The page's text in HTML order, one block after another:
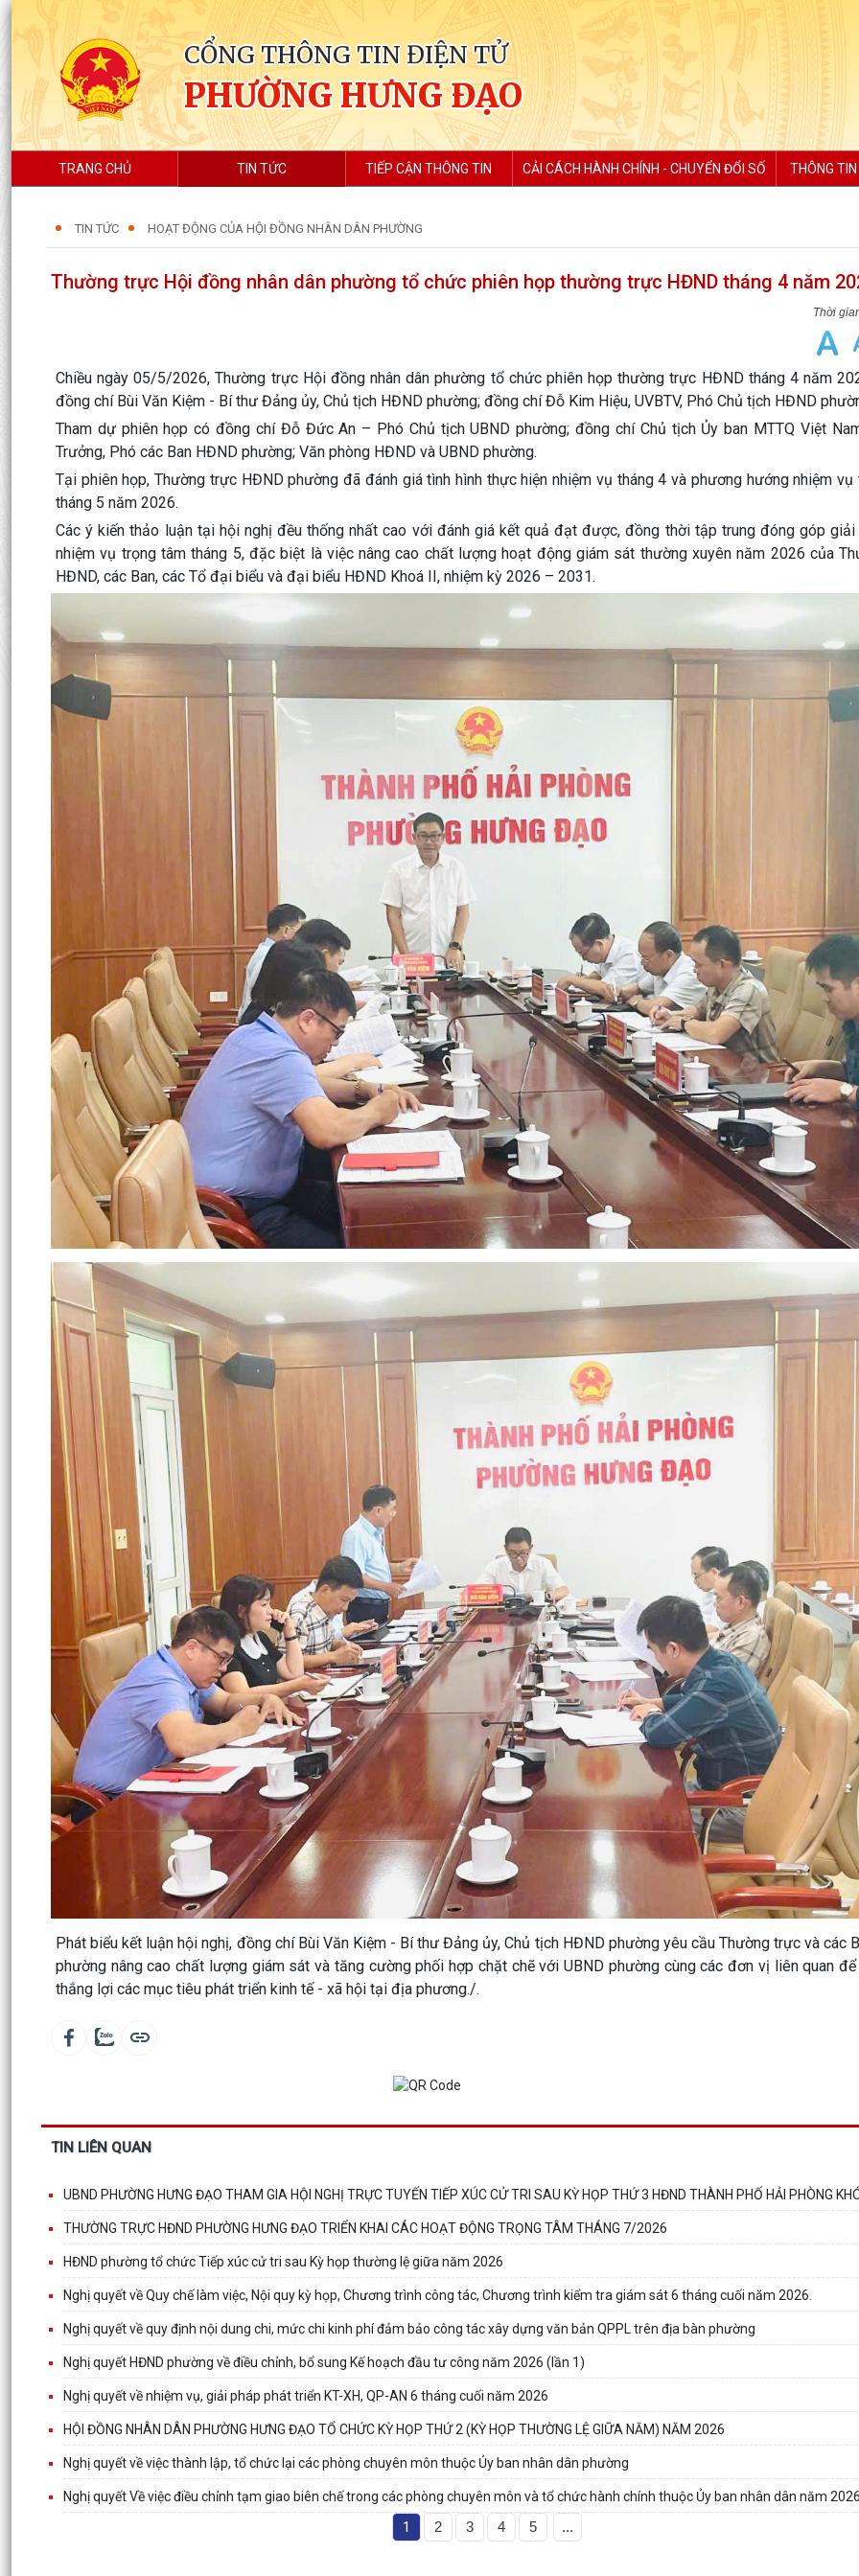
CỔNG THÔNG TIN ĐIỆN TỬ
PHƯỜNG HƯNG ĐẠO
TRANG CHỦ TIN TỨC TIẾP CẬN THÔNG TIN CẢI CÁCH HÀNH CHÍNH - CHUYỂN ĐỔI SỐ THÔNG
TIN TỨC HOẠT ĐỘNG CỦA HỘI ĐỒNG NHÂN DÂN PHƯỜNG
Thường trực Hội đồng nhân dân phường tổ chức phiên họp thường trực HĐND tháng 4 năm
Chiều ngày 05/5/2026, Thường trực Hội đồng nhân dân phường tổ chức phiên họp thường trực HĐND tháng 4 năm
đồng chí Bùi Văn Kiệm - Bí thư Đảng ủy, Chủ tịch HĐND phường; đồng chí Đỗ Kim Hiệu, UVBTV, Phó Chủ tịch HĐND
Tham dự phiên họp có đồng chí Đỗ Đức An – Phó Chủ tịch UBND phường; đồng chí Chủ tịch Ủy ban MTTQ Việt
Trưởng, Phó các Ban HĐND phường; Văn phòng HĐND và UBND phường.
Tại phiên họp, Thường trực HĐND phường đã đánh giá tình hình thực hiện nhiệm vụ tháng 4 và phương hướng nhiệm vụ
tháng 5 năm 2026.
Các ý kiến thảo luận tại hội nghị đều thống nhất cao với đánh giá kết quả đạt được, đồng thời tập trung đóng góp giải
nhiệm vụ trọng tâm tháng 5, đặc biệt là việc nâng cao chất lượng hoạt động giám sát thường xuyên năm 2026 của
HĐND, các Ban, các Tổ đại biểu và đại biểu HĐND Khoá II, nhiệm kỳ 2026 – 2031.
Phát biểu kết luận hội nghị, đồng chí Bùi Văn Kiệm - Bí thư Đảng ủy, Chủ tịch HĐND phường yêu cầu Thường trực và các
phường nâng cao chất lượng giám sát và tăng cường phối hợp chặt chẽ với UBND phường cùng các đơn vị liên quan
thắng lợi các mục tiêu phát triển kinh tế - xã hội tại địa phương./.
TIN LIÊN QUAN
UBND PHƯỜNG HƯNG ĐẠO THAM GIA HỘI NGHỊ TRỰC TUYẾN TIẾP XÚC CỬ TRI SAU KỲ HỌP THỨ 3 HĐND THÀNH PHỐ HẢI PHÒNG
THƯỜNG TRỰC HĐND PHƯỜNG HƯNG ĐẠO TRIỂN KHAI CÁC HOẠT ĐỘNG TRỌNG TÂM THÁNG 7/2026
HĐND phường tổ chức Tiếp xúc cử tri sau Kỳ họp thường lệ giữa năm 2026
Nghị quyết về Quy chế làm việc, Nội quy kỳ họp, Chương trình công tác, Chương trình kiểm tra giám sát 6 tháng cuối năm 2026.
Nghị quyết về quy định nội dung chi, mức chi kinh phí đảm bảo công tác xây dựng văn bản QPPL trên địa bàn phường
Nghị quyết HĐND phường về điều chỉnh, bổ sung Kế hoạch đầu tư công năm 2026 (lần 1)
Nghị quyết về nhiệm vụ, giải pháp phát triển KT-XH, QP-AN 6 tháng cuối năm 2026
HỘI ĐỒNG NHÂN DÂN PHƯỜNG HƯNG ĐẠO TỔ CHỨC KỲ HỌP THỨ 2 (KỲ HỌP THƯỜNG LỆ GIỮA NĂM) NĂM 2026
Nghị quyết về việc thành lập, tổ chức lại các phòng chuyên môn thuộc Ủy ban nhân dân phường
Nghị quyết Về việc điều chỉnh tạm giao biên chế trong các phòng chuyên môn và tổ chức hành chính thuộc Ủy ban nhân dân năm 2026
1 2 3 4 5 ...